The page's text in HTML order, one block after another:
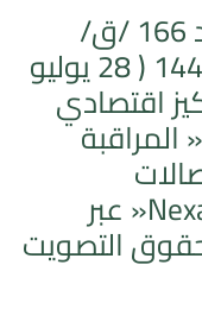
قرار لمجلس المنافسة عدد 166 /ق/
2023 صادر في 10 محرم 1445 ( 28 يوليو
اقتصادي
تهم تولي شركة »Lewis 4« المراقبة
المملوكة لمجموعة »Nexans« عبر
التصويت